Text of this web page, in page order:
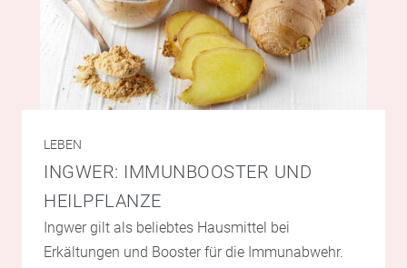
LEBEN
INGWER: IMMUNBOOSTER UND
HEILPFLANZE
Ingwer gilt als beliebtes Hausmittel bei
Erkältungen und Booster für die Immunabwehr.